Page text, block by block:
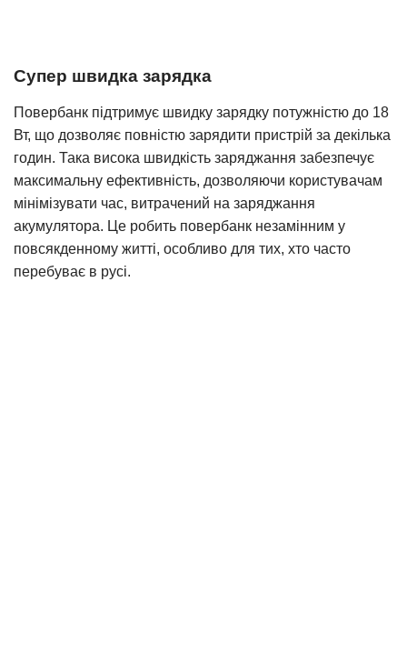
Супер швидка зарядка
Повербанк підтримує швидку зарядку потужністю до 18
Вт, що дозволяє повністю зарядити пристрій за декілька
годин. Така висока швидкість заряджання забезпечує
максимальну ефективність, дозволяючи користувачам
мінімізувати час, витрачений на заряджання
акумулятора. Це робить повербанк незамінним у
повсякденному житті, особливо для тих, хто часто
перебуває в русі.